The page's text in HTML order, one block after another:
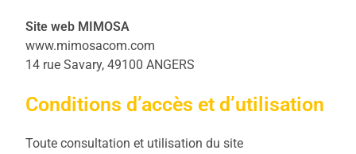
Site web MIMOSA
www.mimosacom.com
14 rue Savary, 49100 ANGERS
Conditions d’accès et d’utilisation
Toute consultation et utilisation du site